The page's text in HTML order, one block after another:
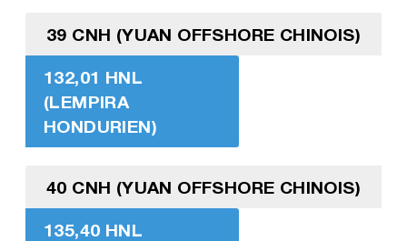
39 CNH (YUAN OFFSHORE CHINOIS)
132,01 HNL
(LEMPIRA
HONDURIEN)
40 CNH (YUAN OFFSHORE CHINOIS)
135,40 HNL